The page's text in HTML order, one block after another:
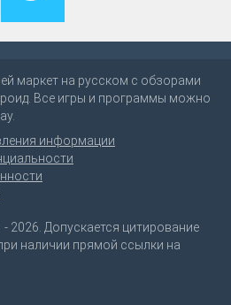
маркет на русском с обзорами
Все игры и программы можно
информации
2026. Допускается цитирование
наличии прямой ссылки на